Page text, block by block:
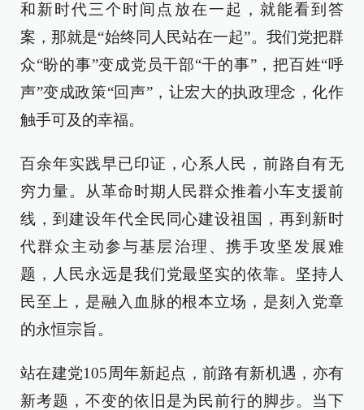
和新时代三个时间点放在一起，就能看到答
案，那就是“始终同人民站在一起”。我们党把群
众“盼的事”变成党员干部“干的事”，把百姓“呼
声”变成政策“回声”，让宏大的执政理念，化作
触手可及的幸福。
百余年实践早已印证，心系人民，前路自有无
穷力量。从革命时期人民群众推着小车支援前
线，到建设年代全民同心建设祖国，再到新时
代群众主动参与基层治理、携手攻坚发展难
题，人民永远是我们党最坚实的依靠。坚持人
民至上，是融入血脉的根本立场，是刻入党章
的永恒宗旨。
站在建党105周年新起点，前路有新机遇，亦有
新考题，不变的依旧是为民前行的脚步。当下